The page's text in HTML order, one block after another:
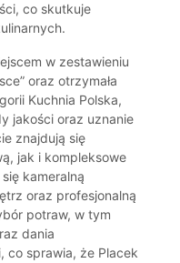
co skutkuje
w zestawieniu
oraz otrzymała
Kuchnia Polska,
jakości oraz uznanie
znajdują się
jak i kompleksowe
kameralną
oraz profesjonalną
potraw, w tym
dania
co sprawia, że Placek